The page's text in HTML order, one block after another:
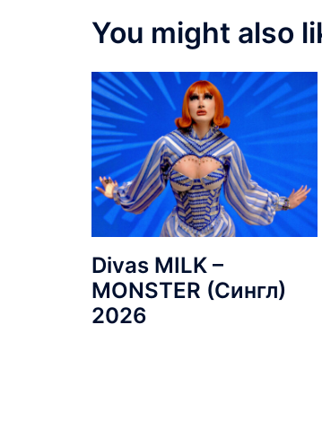
You might also
Divas MILK –
MONSTER (Сингл)
2026